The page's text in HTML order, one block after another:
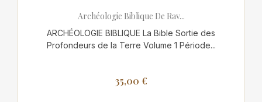
Archéologie Biblique De Rav...
ARCHÉOLOGIE BIBLIQUE La Bible Sortie des
Profondeurs de la Terre Volume 1 Période...
35,00 €